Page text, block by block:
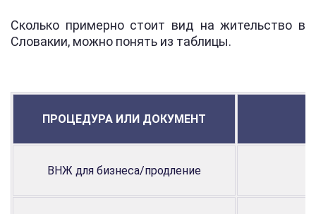
Сколько примерно стоит вид на жительство в
Словакии, можно понять из таблицы.
ПРОЦЕДУРА ИЛИ ДОКУМЕНТ
ВНЖ для бизнеса/продление